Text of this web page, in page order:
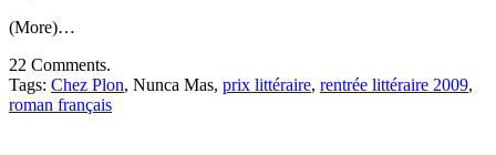
(More)…
22 Comments.
Tags: Chez Plon, Nunca Mas, prix littéraire, rentrée littéraire 2009,
roman français